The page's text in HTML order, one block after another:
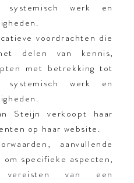
systemisch werk en
voordrachten die
delen van kennis,
met betrekking tot
systemisch werk en
Steijn verkoopt haar
op haar website.
aanvullende
om specifieke aspecten,
vereisten van een